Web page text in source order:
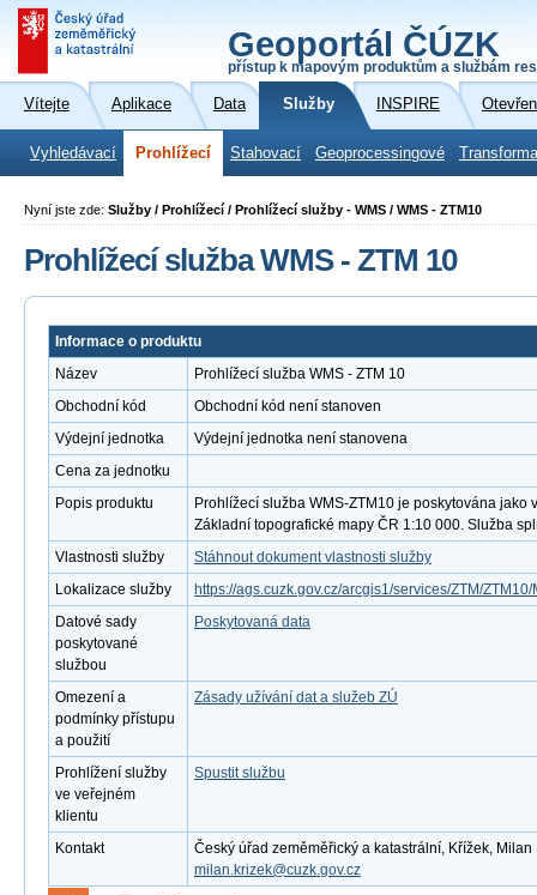
Geoportál ČÚZK
přístup k mapovým produktům a službám
Vítejte Aplikace Data Služby INSPIRE
Vyhledávací Prohlížecí Stahovací Geoprocessingové
Nyní jste zde: Služby / Prohlížecí / Prohlížecí služby - WMS / WMS - ZTM10
Prohlížecí služba WMS - ZTM 10
Informace o produktu
Název
Prohlížecí služba WMS - ZTM 10
Obchodní kód
Obchodní kód není stanoven
Výdejní jednotka
Výdejní jednotka není stanovena
Cena za jednotku
Popis produktu
Prohlížecí služba WMS-ZTM10 je poskytována
Základní topografické mapy ČR 1:10 000. Služba
Vlastnosti služby
Stáhnout dokument vlastnosti služby
Lokalizace služby
https://ags.cuzk.gov.cz/arcgis1/services/ZTM/
Datové sady
poskytované
službou
Poskytovaná data
Omezení a
podmínky přístupu
a použití
Zásady užívání dat a služeb ZÚ
Prohlížení služby
ve veřejném
klientu
Spustit službu
Kontakt
Český úřad zeměměřický a katastrální, Křížek,
milan.krizek@cuzk.gov.cz